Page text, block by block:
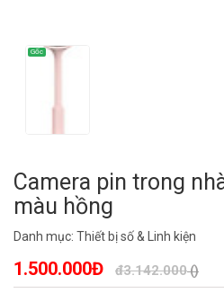
Camera pin trong
màu hồng
Danh mục: Thiết bị số & Linh kiện
1.500.000Đ đ3.142.000()